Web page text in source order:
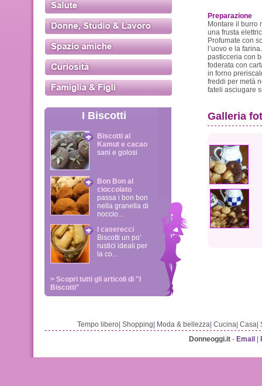
I Biscotti
Biscotti al
Kamut e cacao
sani e golosi
Bon Bon al
cioccolato
passa i bon bon
nella granella di
noccio...
I caserecci
Biscotti un po’
rustici ideali per
la co...
> Scopri tutti gli articoli di "I
Biscotti"
Preparazione
Montare il burro
una frusta
Profumate con
l’uovo e la
pasticceria con
foderata con
in forno
freddi per metà
fateli asciugare
Galleria
Tempo libero Shopping Moda & bellezza Cucina Casa
Donneoggi.it - Email